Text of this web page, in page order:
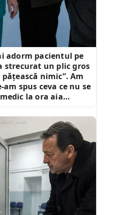
adorm pacientul pe
strecurat un plic gros
nimic”. Am
am spus ceva ce nu se
la ora aia…